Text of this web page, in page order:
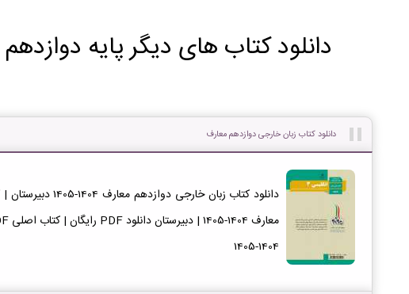
دانلود کتاب های دیگر پایه
دانلود کتاب زبان خارجی دوازدهم معارف
1404-1405